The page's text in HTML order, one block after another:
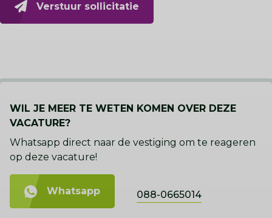
Verstuur sollicitatie
WIL JE MEER TE WETEN KOMEN OVER DEZE
VACATURE?
Whatsapp direct naar de vestiging om te reageren
op deze vacature!
Whatsapp 088-0665014